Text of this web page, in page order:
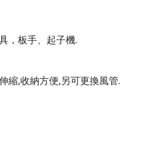
，板手、起子機.
縮,收納方便,另可更換風管.